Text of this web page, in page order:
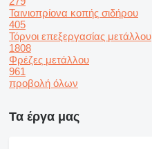
Ταινιοπρίονα κοπής σιδήρου
405
Τόρνοι επεξεργασίας μετάλλου
1808
Φρέζες μετάλλου
961
προβολή όλων
Τα έργα μας